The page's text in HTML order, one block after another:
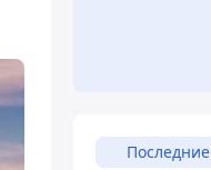
Последние